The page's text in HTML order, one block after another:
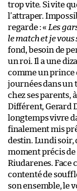
trop vite. Si vite
l’attraper.
regarde : « Les
le match et je
fond, besoin de
un roi. Il a une
comme un prince
journées dans un
chez ses parents,
Différent, Gerard
longtemps vivre
finalement mis
destin. Lundi soir,
moment précis de
Riudarenes. Face
contenté de
son ensemble, le